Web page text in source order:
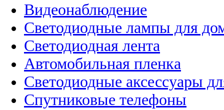
Видеонаблюдение
Светодиодные лампы для
Светодиодная лента
Автомобильная пленка
Светодиодные аксессуары
Спутниковые телефоны